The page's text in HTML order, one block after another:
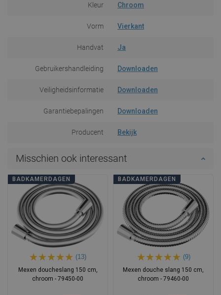
Kleur Chroom
Vorm Vierkant
Handvat Ja
Gebruikershandleiding Downloaden
Veiligheidsinformatie Downloaden
Garantiebepalingen Downloaden
Producent Bekijk
Misschien ook interessant
BADKAMERDAGEN
(13)
Mexen doucheslang 150 cm,
chroom - 79450-00
BADKAMERDAGEN
(9)
Mexen douche slang 150 cm,
chroom - 79460-00